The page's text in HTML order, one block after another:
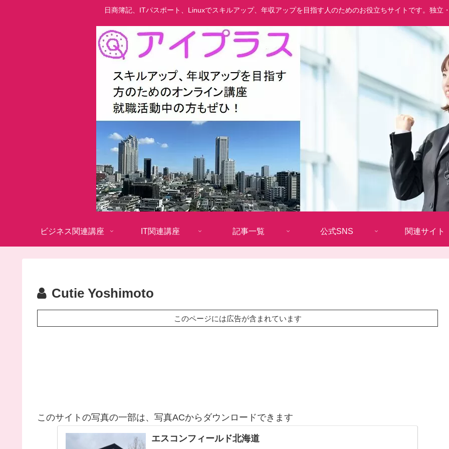
日商簿記、ITパスポート、Linuxでスキルアップ、年収アップを目指す人のためのお役立ちサイトです。独立
ビジネス関連講座 IT関連講座 記事一覧 公式SNS 関連サイト
Cutie Yoshimoto
このページには広告が含まれています
このサイトの写真の一部は、写真ACからダウンロードできます
エスコンフィールド北海道